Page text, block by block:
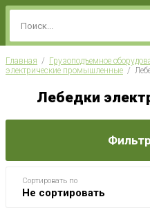
Главная
  /
Грузоподъемное
электрические промышленные
/
Лебедки
Сортировать по
Не сортировать